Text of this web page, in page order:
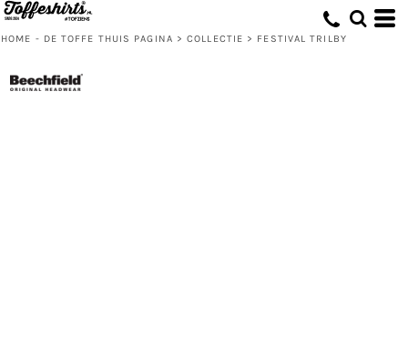
HOME - DE TOFFE THUIS PAGINA > COLLECTIE > FESTIVAL TRILBY